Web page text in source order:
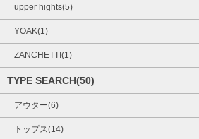
upper hights(5)
YOAK(1)
ZANCHETTI(1)
TYPE SEARCH(50)
アウター(6)
トップス(14)